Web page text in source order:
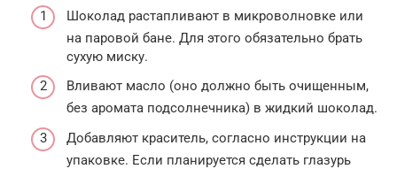
Шоколад растапливают в микроволновке или
на паровой бане. Для этого обязательно брать
сухую миску.
Вливают масло (оно должно быть очищенным,
без аромата подсолнечника) в жидкий шоколад.
Добавляют краситель, согласно инструкции на
упаковке. Если планируется сделать глазурь